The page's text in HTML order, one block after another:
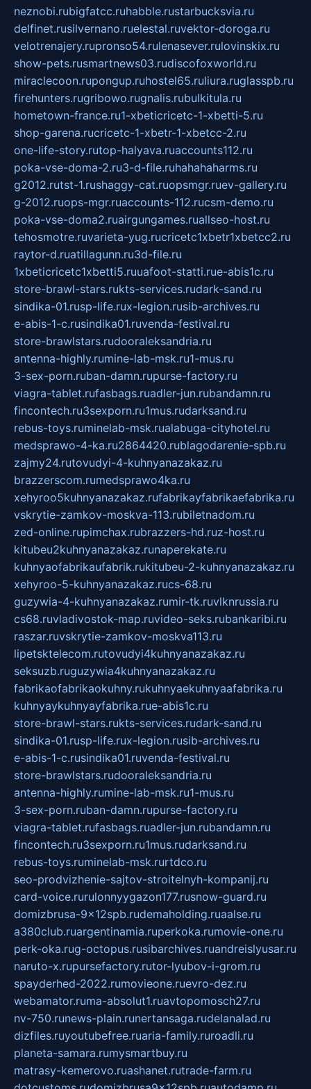
neznobi.rubigfatcc.ruhabble.rustarbucksvia.ru
delfinet.rusilvernano.ruelestal.ruvektor-doroga.ru
velotrenajery.rupronso54.rulenasever.rulovinskix.ru
show-pets.rusmartnews03.rudiscofoxworld.ru
miraclecoon.rupongup.ruhostel65.ruliura.ruglasspb.ru
firehunters.rugribowo.rugnalis.rubulkitula.ru
hometown-france.ru1-xbeticricetc-1-xbetti-5.ru
shop-garena.rucricetc-1-xbetr-1-xbetcc-2.ru
one-life-story.rutop-halyava.ruaccounts112.ru
poka-vse-doma-2.ru3-d-file.ruhahahaharms.ru
g2012.rutst-1.rushaggy-cat.ruopsmgr.ruev-gallery.ru
g-2012.ruops-mgr.ruaccounts-112.rucsm-demo.ru
poka-vse-doma2.ruairgungames.ruallseo-host.ru
tehosmotre.ruvarieta-yug.rucricetc1xbetr1xbetcc2.ru
raytor-d.ruatillagunn.ru3d-file.ru
1xbeticricetc1xbetti5.ruuafoot-statti.rue-abis1c.ru
store-brawl-stars.rukts-services.rudark-sand.ru
sindika-01.rusp-life.rux-legion.rusib-archives.ru
e-abis-1-c.rusindika01.ruvenda-festival.ru
store-brawlstars.rudooraleksandria.ru
antenna-highly.rumine-lab-msk.ru1-mus.ru
3-sex-porn.ruban-damn.rupurse-factory.ru
viagra-tablet.rufasbags.ruadler-jun.rubandamn.ru
fincontech.ru3sexporn.ru1mus.rudarksand.ru
rebus-toys.ruminelab-msk.rualabuga-cityhotel.ru
medsprawo-4-ka.ru2864420.rublagodarenie-spb.ru
zajmy24.rutovudyi-4-kuhnyanazakaz.ru
brazzerscom.rumedsprawo4ka.ru
xehyroo5kuhnyanazakaz.rufabrikayfabrikaefabrika.ru
vskrytie-zamkov-moskva-113.rubiletnadom.ru
zed-online.rupimchax.rubrazzers-hd.ruz-host.ru
kitubeu2kuhnyanazakaz.runaperekate.ru
kuhnyaofabrikaufabrik.rukitubeu-2-kuhnyanazakaz.ru
xehyroo-5-kuhnyanazakaz.rucs-68.ru
guzywia-4-kuhnyanazakaz.rumir-tk.ruvlknrussia.ru
cs68.ruvladivostok-map.ruvideo-seks.rubankaribi.ru
raszar.ruvskrytie-zamkov-moskva113.ru
lipetsktelecom.rutovudyi4kuhnyanazakaz.ru
seksuzb.ruguzywia4kuhnyanazakaz.ru
fabrikaofabrikaokuhny.rukuhnyaekuhnyaafabrika.ru
kuhnyaykuhnyayfabrika.rue-abis1c.ru
store-brawl-stars.rukts-services.rudark-sand.ru
sindika-01.rusp-life.rux-legion.rusib-archives.ru
e-abis-1-c.rusindika01.ruvenda-festival.ru
store-brawlstars.rudooraleksandria.ru
antenna-highly.rumine-lab-msk.ru1-mus.ru
3-sex-porn.ruban-damn.rupurse-factory.ru
viagra-tablet.rufasbags.ruadler-jun.rubandamn.ru
fincontech.ru3sexporn.ru1mus.rudarksand.ru
rebus-toys.ruminelab-msk.rurtdco.ru
seo-prodvizhenie-sajtov-stroitelnyh-kompanij.ru
card-voice.rurulonnyygazon177.rusnow-guard.ru
domizbrusa-9x12spb.rudemaholding.ruaalse.ru
a380club.ruargentinamia.ruperkoka.rumovie-one.ru
perk-oka.rug-octopus.rusibarchives.ruandreislyusar.ru
naruto-x.rupursefactory.rutor-lyubov-i-grom.ru
spayderhed-2022.rumovieone.ruevro-dez.ru
webamator.ruma-absolut1.ruavtopomosch27.ru
nv-750.runews-plain.runertansaga.rudelanalad.ru
dizfiles.ruyoutubefree.ruaria-family.ruroadli.ru
planeta-samara.rumysmartbuy.ru
matrasy-kemerovo.ruashanet.rutrade-farm.ru